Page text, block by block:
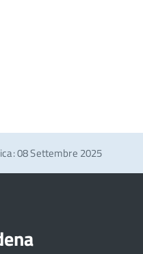
08 Settembre 2025